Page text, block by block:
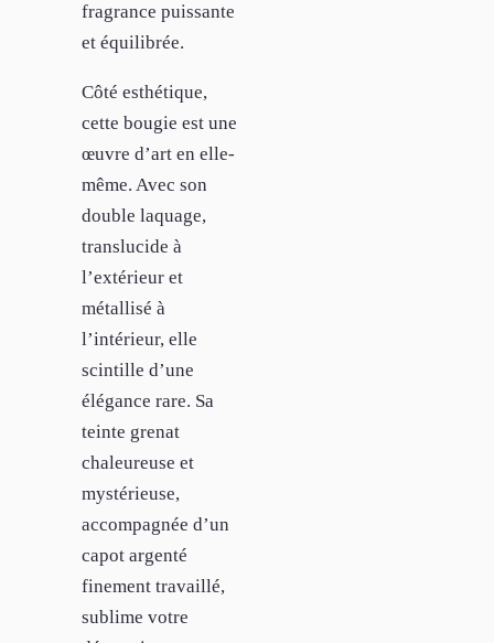
fragrance puissante
et équilibrée.
Côté esthétique,
cette bougie est une
œuvre d’art en elle-
même. Avec son
double laquage,
translucide à
l’extérieur et
métallisé à
l’intérieur, elle
scintille d’une
élégance rare. Sa
teinte grenat
chaleureuse et
mystérieuse,
accompagnée d’un
capot argenté
finement travaillé,
sublime votre